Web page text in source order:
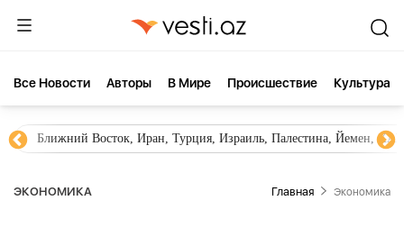
Все Новости Aвторы В Мире Происшествие Культура
Ближний Восток, Иран, Турция, Израиль, Палестина, Йемен,
ЭКОНОМИКА Главная Экономика